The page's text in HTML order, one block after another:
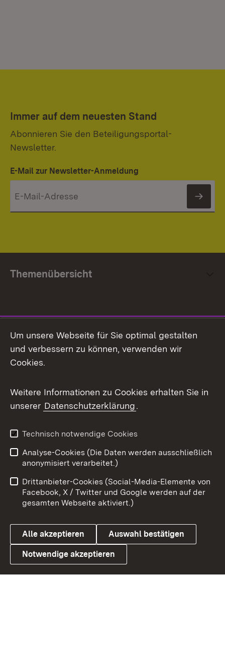
Immer auf dem neuesten Stand
Abonnieren Sie den Beteiligungsportal-
Newsletter.
E-Mail zur Newsletter-Anmeldung
Themenübersicht
Facebook
X / Twitter
Youtube
Link zum Landesportal
Impressum
Kontakt
Barrierefreiheit
Datenschutz
Cookies
Um unsere Webseite für Sie optimal gestalten
und verbessern zu können, verwenden wir
Cookies.
Weitere Informationen zu Cookies erhalten Sie in
unserer Datenschutzerklärung.
Technisch notwendige Cookies
Analyse-Cookies (Die Daten werden ausschließlich
anonymisiert verarbeitet.)
Drittanbieter-Cookies (Social-Media-Elemente von
Facebook, X / Twitter und Google werden auf der
gesamten Webseite aktiviert.)
Alle akzeptieren Auswahl bestätigen
Notwendige akzeptieren